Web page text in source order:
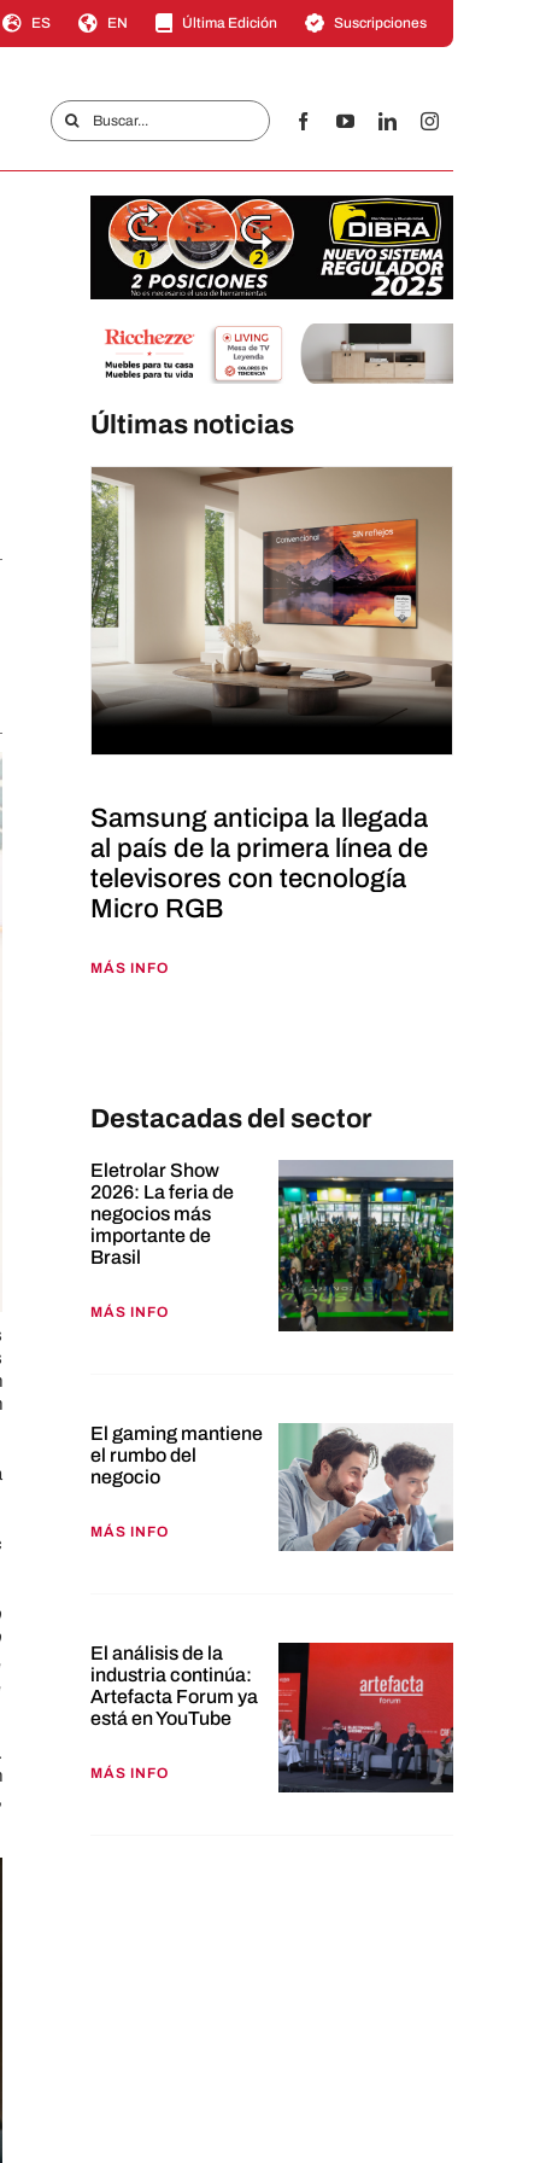
ES EN Última Edición Suscripciones
Buscar:
Últimas noticias
Samsung anticipa la llegada
al país de la primera línea de
televisores con tecnología
Micro RGB
MÁS INFO
Destacadas del sector
Eletrolar Show
2026: La feria de
negocios más
importante de
Brasil
MÁS INFO
El gaming mantiene
el rumbo del
negocio
MÁS INFO
El análisis de la
industria continúa:
Artefacta Forum ya
está en YouTube
MÁS INFO